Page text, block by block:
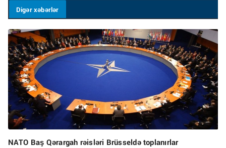
Digər xəbərlər
NATO Baş Qərargah rəisləri Brüsseldə toplanırlar